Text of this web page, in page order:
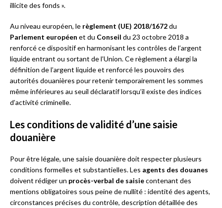
illicite des fonds ».
Au niveau européen, le règlement (UE) 2018/1672du
Parlement européen et du Conseil du 23 octobre 2018 a
renforcé ce dispositif en harmonisant les contrôles de l’argent
liquide entrant ou sortant de l’Union. Ce règlement a élargi la
définition de l’argent liquide et renforcé les pouvoirs des
autorités douanières pour retenir temporairement les sommes
même inférieures au seuil déclaratif lorsqu’il existe des indices
d’activité criminelle.
Les conditions de validité d’une saisie
douanière
Pour être légale, une saisie douanière doit respecter plusieurs
conditions formelles et substantielles. Les agents des douanes
doivent rédiger un procès-verbal de saisiecontenant des
mentions obligatoires sous peine de nullité : identité des agents,
circonstances précises du contrôle, description détaillée des